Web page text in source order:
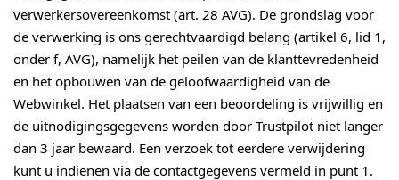
verwerkersovereenkomst (art. 28 AVG). De grondslag voor
de verwerking is ons gerechtvaardigd belang (artikel 6, lid 1,
onder f, AVG), namelijk het peilen van de klanttevredenheid
en het opbouwen van de geloofwaardigheid van de
Webwinkel. Het plaatsen van een beoordeling is vrijwillig en
de uitnodigingsgegevens worden door Trustpilot niet langer
dan 3 jaar bewaard. Een verzoek tot eerdere verwijdering
kunt u indienen via de contactgegevens vermeld in punt 1.